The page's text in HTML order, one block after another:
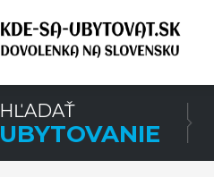
HĽADAŤ
UBYTOVANIE